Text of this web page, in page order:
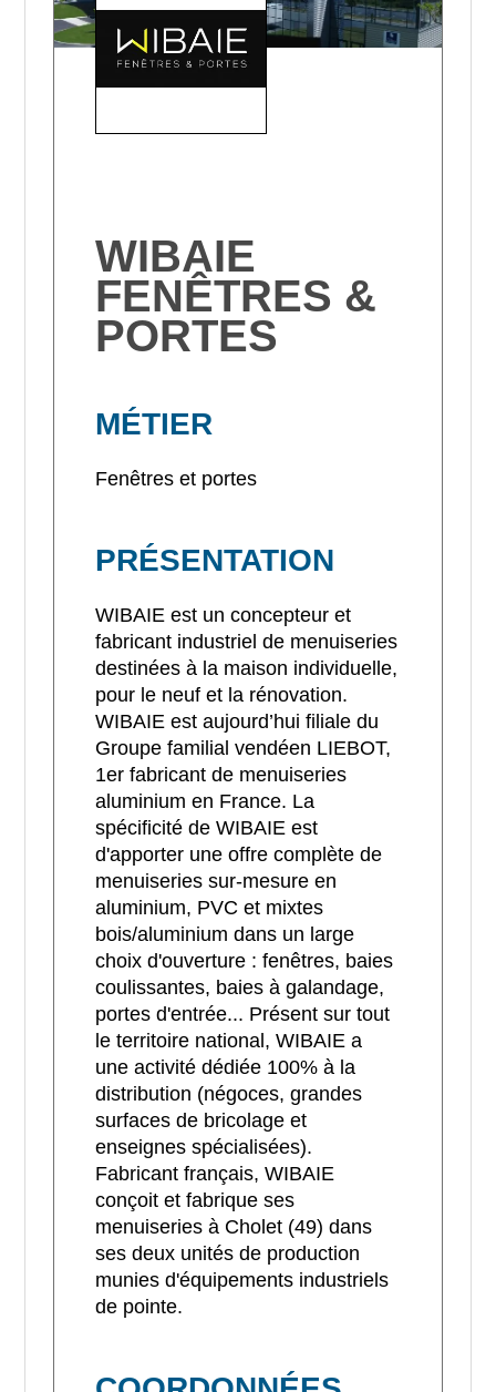
WIBAIE
FENÊTRES &
PORTES
MÉTIER
Fenêtres et portes
PRÉSENTATION
WIBAIE est un concepteur et
fabricant industriel de menuiseries
destinées à la maison individuelle,
pour le neuf et la rénovation.
WIBAIE est aujourd’hui filiale du
Groupe familial vendéen LIEBOT,
1er fabricant de menuiseries
aluminium en France. La
spécificité de WIBAIE est
d'apporter une offre complète de
menuiseries sur-mesure en
aluminium, PVC et mixtes
bois/aluminium dans un large
choix d'ouverture : fenêtres, baies
coulissantes, baies à galandage,
portes d'entrée... Présent sur tout
le territoire national, WIBAIE a
une activité dédiée 100% à la
distribution (négoces, grandes
surfaces de bricolage et
enseignes spécialisées).
Fabricant français, WIBAIE
conçoit et fabrique ses
menuiseries à Cholet (49) dans
ses deux unités de production
munies d'équipements industriels
de pointe.